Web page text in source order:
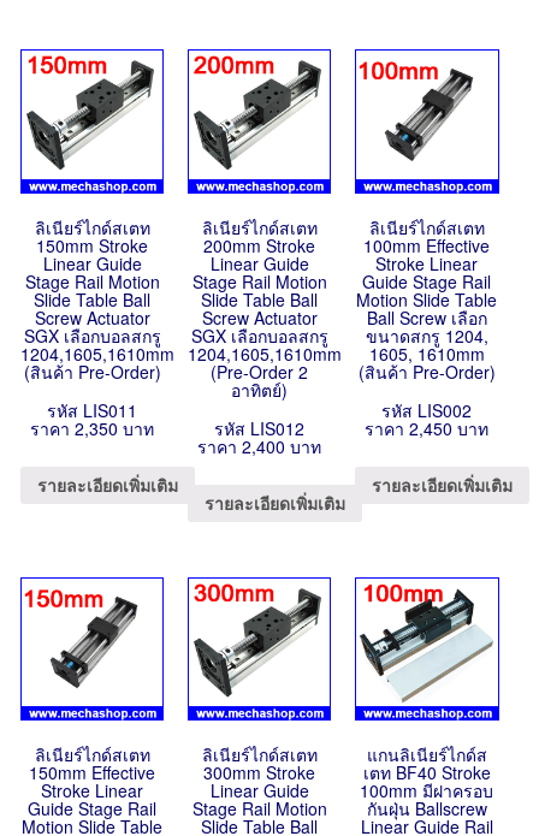
ลิเนียร์ไกด์สเตท
150mm Stroke
Linear Guide
Stage Rail Motion
Slide Table Ball
Screw Actuator
SGX เลือกบอลสกรู
1204,1605,1610mm
(สินค้า Pre-Order)
รหัส LIS011
ราคา 2,350 บาท
รายละเอียดเพิ่มเติม
ลิเนียร์ไกด์สเตท
200mm Stroke
Linear Guide
Stage Rail Motion
Slide Table Ball
Screw Actuator
SGX เลือกบอลสกรู
1204,1605,1610mm
(Pre-Order 2
อาทิตย์)
รหัส LIS012
ราคา 2,400 บาท
รายละเอียดเพิ่มเติม
ลิเนียร์ไกด์สเตท
100mm Effective
Stroke Linear
Guide Stage Rail
Motion Slide Table
Ball Screw เลือก
ขนาดสกรู 1204,
1605, 1610mm
(สินค้า Pre-Order)
รหัส LIS002
ราคา 2,450 บาท
รายละเอียดเพิ่มเติม
ลิเนียร์ไกด์สเตท
150mm Effective
Stroke Linear
Guide Stage Rail
Motion Slide Table
ลิเนียร์ไกด์สเตท
300mm Stroke
Linear Guide
Stage Rail Motion
Slide Table Ball
แกนลิเนียร์ไกด์ส
เตท BF40 Stroke
100mm มีฝาครอบ
กันฝุ่น Ballscrew
Linear Guide Rail